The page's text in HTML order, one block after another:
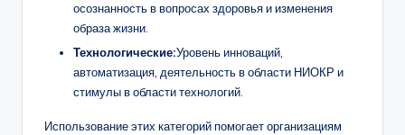
осознанность в вопросах здоровья и изменения
образа жизни.
Технологические:Уровень инноваций,
автоматизация, деятельность в области НИОКР и
стимулы в области технологий.
Использование этих категорий помогает организациям